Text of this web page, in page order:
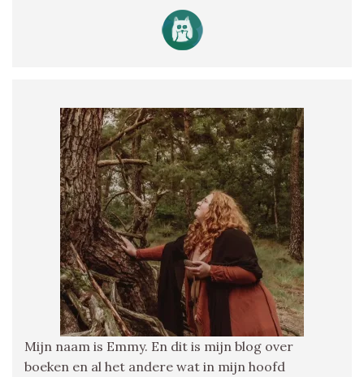
Mijn naam is Emmy. En dit is mijn blog over
boeken en al het andere wat in mijn hoofd